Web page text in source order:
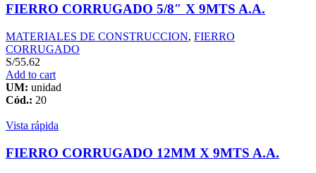
FIERRO CORRUGADO 5/8″ X 9MTS A.A.
MATERIALES DE CONSTRUCCION, FIERRO
CORRUGADO
S/55.62
Add to cart
UM: unidad
Cód.: 20
Vista rápida
FIERRO CORRUGADO 12MM X 9MTS A.A.